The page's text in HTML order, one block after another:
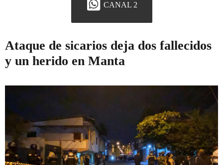
CANAL 2
Ataque de sicarios deja dos fallecidos
y un herido en Manta